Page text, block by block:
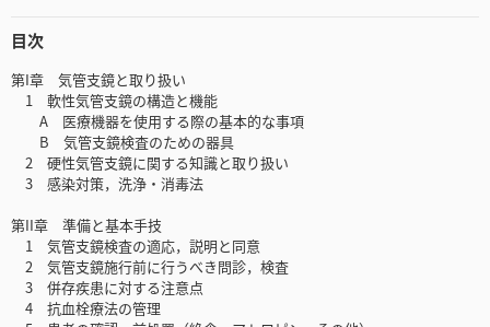
目次
第I章 気管支鏡と取り扱い
1 軟性気管支鏡の構造と機能
A 医療機器を使用する際の基本的な事項
B 気管支鏡検査のための器具
2 硬性気管支鏡に関する知識と取り扱い
3 感染対策，洗浄・消毒法
第II章 準備と基本手技
1 気管支鏡検査の適応，説明と同意
2 気管支鏡施行前に行うべき問診，検査
3 併存疾患に対する注意点
4 抗血栓療法の管理